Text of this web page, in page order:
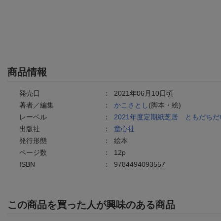
商品情報
発売日 ： 2021年06月10日頃
著者／編集
： かこさとし(脚本・絵)
レーベル
： 2021年度定期紙芝居 ともだちだ
出版社
： 童心社
発行形態
： 絵本
ページ数
： 12p
ISBN
： 9784494093557
この商品を買った人が興味のある商品